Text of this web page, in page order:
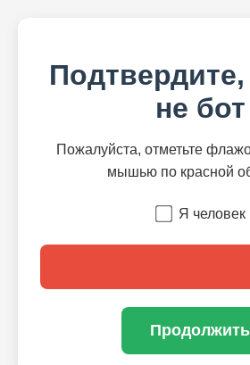
не бот
Пожалуйста, отметьте
мышью по красной
Я человек
Продолжить